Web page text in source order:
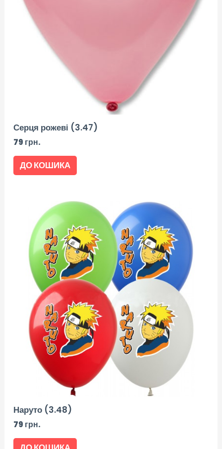
Серця рожеві (3.47)
79 грн.
ДО КОШИКА
Наруто (3.48)
79 грн.